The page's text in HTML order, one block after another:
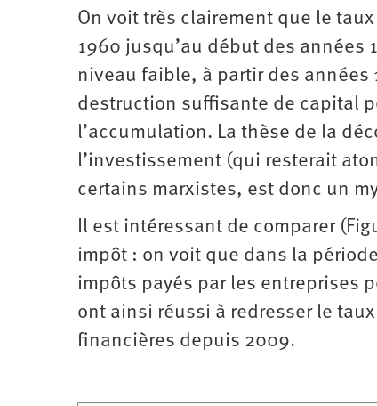
On voit très clairement que le
1960 jusqu’au début des années
niveau faible, à partir des années
destruction suffisante de capital
l’accumulation. La thèse de la
l’investissement (qui resterait
certains marxistes, est donc un
Il est intéressant de comparer
impôt : on voit que dans la
impôts payés par les entreprises
ont ainsi réussi à redresser le
financières depuis 2009.